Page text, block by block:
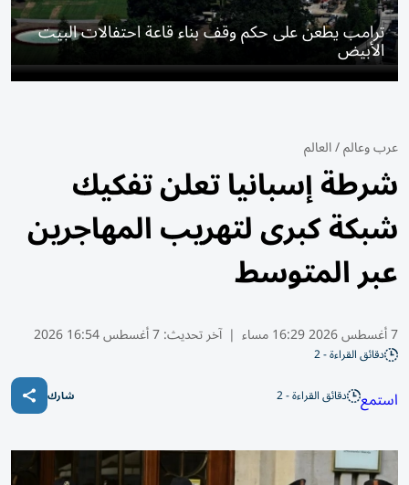
ترامب يطعن على حكم وقف بناء قاعة احتفالات البيت
الأبيض
عرب وعالم/العالم
شرطة إسبانيا تعلن تفكيك
شبكة كبرى لتهريب المهاجرين
عبر المتوسط
7 أغسطس 2026 16:29 مساء | آخر تحديث:7 أغسطس 16:54 2026
دقائق القراءة - 2
استمع دقائق القراءة - 2 شارك